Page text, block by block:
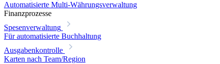
Automatisierte Multi-Währungsverwaltung
Finanzprozesse
Spesenverwaltung
Für automatisierte Buchhaltung
Ausgabenkontrolle
Karten nach Team/Region